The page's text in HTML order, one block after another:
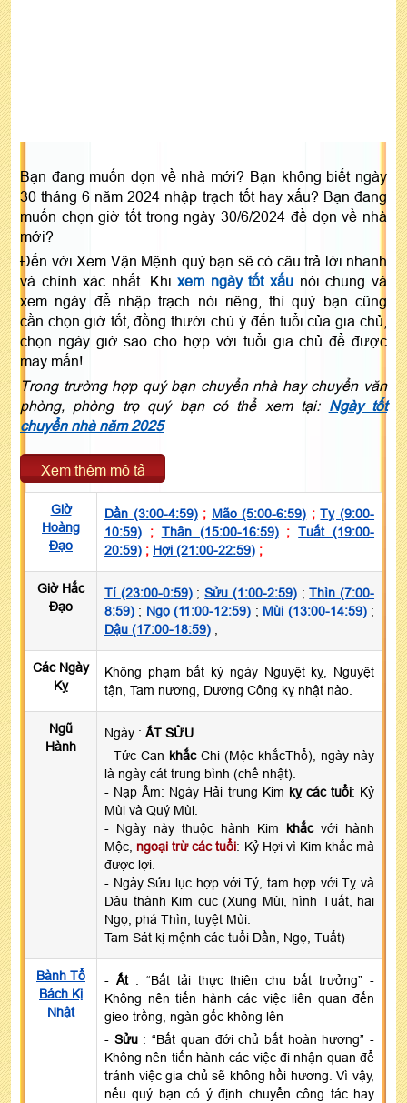
Bạn đang muốn dọn về nhà mới? Bạn không biết ngày
30 tháng 6 năm 2024 nhập trạch tốt hay xấu? Bạn đang
muốn chọn giờ tốt trong ngày 30/6/2024 đề dọn về nhà
mới?
Đến với Xem Vận Mệnh quý bạn sẽ có câu trả lời nhanh
và chính xác nhất. Khixem ngày tốt xấu nói chung và
xem ngày để nhập trạch nói riêng, thì quý bạn cũng
cần chọn giờ tốt, đồng thười chú ý đến tuổi của gia chủ,
chọn ngày giờ sao cho hợp với tuổi gia chủ để được
may mắn!
Trong trường hợp quý bạn chuyển nhà hay chuyển văn
phòng, phòng trọ quý bạn có thể xem tại: Ngày tốt
chuyển nhà năm 2025
Xem thêm mô tả
Giờ
Hoàng
Đạo
Dần (3:00-4:59); Mão (5:00-6:59) ;Tỵ (9:00-
10:59) ; Thân (15:00-16:59);Tuất (19:00-
20:59) ; Hợi (21:00-22:59) ;
Giờ Hắc
Đạo
Tí (23:00-0:59);Sửu (1:00-2:59);Thìn (7:00-
8:59) ; Ngọ (11:00-12:59) ; Mùi (13:00-14:59);
Dậu (17:00-18:59) ;
Các Ngày
Kỵ
Không phạm bất kỳ ngày Nguyệt kỵ, Nguyệt
tận, Tam nương, Dương Công kỵ nhật nào.
Ngũ
Hành
Ngày : ẤT SỬU
- Tức Can khắcChi (Mộc khắcThổ), ngày này
là ngày cát trung bình (chế nhật).
- Nạp Âm: Ngày Hải trung Kim kỵ các tuổi: Kỷ
Mùi và Quý Mùi.
- Ngày này thuộc hành Kim khắcvới hành
Mộc, ngoại trừ các tuổi: Kỷ Hợi vì Kim khắc mà
được lợi.
- Ngày Sửu lục hợp với Tý, tam hợp với Tỵ và
Dậu thành Kim cục (Xung Mùi, hình Tuất, hại
Ngọ, phá Thìn, tuyệt Mùi.
Tam Sát kị mệnh các tuổi Dần, Ngọ, Tuất)
Bành Tổ
Bách Kị
Nhật
- Ất: “Bất tải thực thiên chu bất trưởng” -
Không nên tiến hành các việc liên quan đến
gieo trồng, ngàn gốc không lên
- Sửu: “Bất quan đới chủ bất hoàn hương” -
Không nên tiến hành các việc đi nhận quan để
tránh việc gia chủ sẽ không hồi hương. Vì vậy,
nếu quý bạn có ý định chuyển công tác hay